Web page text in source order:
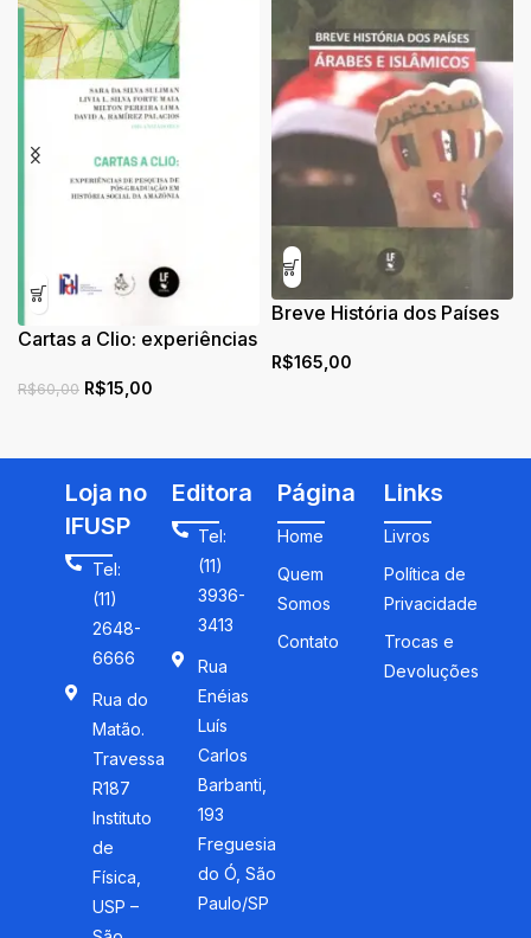
Cartas a Clio: experiências
graduação em história
R$60,00 R$15,00
Breve História dos Países
R$165,00
Loja no
IFUSP
Tel:
(11)
2648-
6666
Rua do
Matão.
Travessa
R187
Instituto
de
Física,
USP –
Editora
Tel:
(11)
3936-
3413
Rua
Enéias
Luís
Carlos
Barbanti,
193
Freguesia
do Ó, São
Paulo/SP
Página
Home
Quem
Somos
Contato
Links
Livros
Política de
Privacidade
Trocas e
Devoluções